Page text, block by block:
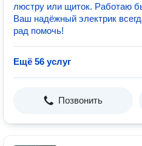
люстру или щиток. Работаю
Ваш надёжный электрик
рад помочь!
Ещё 56 услуг
Позвонить